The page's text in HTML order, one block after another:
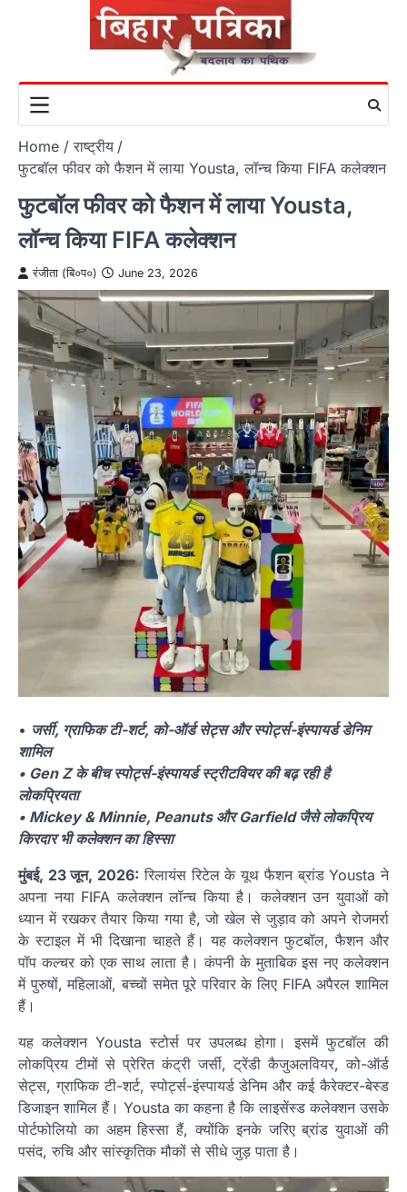
Home
राष्ट्रीय
फुटबॉल फीवर को फैशन में लाया Yousta, लॉन्च किया FIFA कलेक्शन
फुटबॉल फीवर को फैशन में लाया Yousta,
लॉन्च किया FIFA कलेक्शन
रंजीता (बि०प०) June 23, 2026
• जर्सी, ग्राफिक टी-शर्ट, को-ऑर्ड सेट्स और स्पोर्ट्स-इंस्पायर्ड डेनिम
शामिल
• Gen Z के बीच स्पोर्ट्स-इंस्पायर्ड स्ट्रीटवियर की बढ़ रही है
लोकप्रियता
• Mickey & Minnie, Peanuts और Garfield जैसे लोकप्रिय
किरदार भी कलेक्शन का हिस्सा
मुंबई, 23 जून, 2026: रिलायंस रिटेल के यूथ फैशन ब्रांड Yousta ने
अपना नया FIFA कलेक्शन लॉन्च किया है। कलेक्शन उन युवाओं को
ध्यान में रखकर तैयार किया गया है, जो खेल से जुड़ाव को अपने रोजमर्रा
के स्टाइल में भी दिखाना चाहते हैं। यह कलेक्शन फुटबॉल, फैशन और
पॉप कल्चर को एक साथ लाता है। कंपनी के मुताबिक इस नए कलेक्शन
में पुरुषों, महिलाओं, बच्चों समेत पूरे परिवार के लिए FIFA अपैरल शामिल
हैं।
यह कलेक्शन Yousta स्टोर्स पर उपलब्ध होगा। इसमें फुटबॉल की
लोकप्रिय टीमों से प्रेरित कंट्री जर्सी, ट्रेंडी कैजुअलवियर, को-ऑर्ड
सेट्स, ग्राफिक टी-शर्ट, स्पोर्ट्स-इंस्पायर्ड डेनिम और कई कैरेक्टर-बेस्ड
डिजाइन शामिल हैं। Yousta का कहना है कि लाइसेंस्ड कलेक्शन उसके
पोर्टफोलियो का अहम हिस्सा हैं, क्योंकि इनके जरिए ब्रांड युवाओं की
पसंद, रुचि और सांस्कृतिक मौकों से सीधे जुड़ पाता है।